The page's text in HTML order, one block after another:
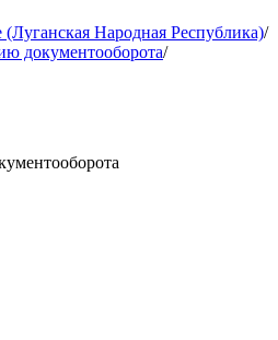
Народная Республика)/
документооборота/